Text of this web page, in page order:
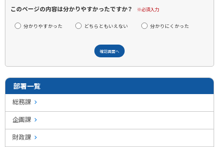
このページの内容は分かりやすかったですか？ ※必須入力
分かりやすかった どちらともいえない 分かりにくかった
部署一覧
総務課
企画課
財政課